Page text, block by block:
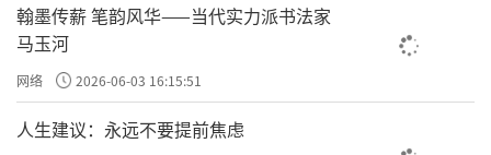
翰墨传薪 笔韵风华——当代实力派书法家
马玉河
网络 2026-06-03 16:15:51
人生建议：永远不要提前焦虑